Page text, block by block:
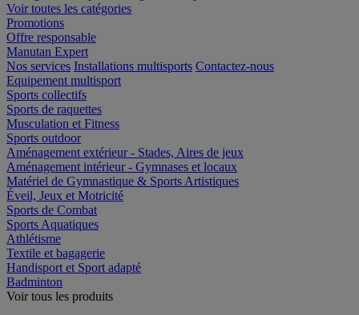
Voir toutes les catégories
Promotions
Offre responsable
Manutan Expert
Nos services Installations multisports Contactez-nous
Equipement multisport
Sports collectifs
Sports de raquettes
Musculation et Fitness
Sports outdoor
Aménagement extérieur - Stades, Aires de jeux
Aménagement intérieur - Gymnases et locaux
Matériel de Gymnastique & Sports Artistiques
Éveil, Jeux et Motricité
Sports de Combat
Sports Aquatiques
Athlétisme
Textile et bagagerie
Handisport et Sport adapté
Badminton
Voir tous les produits